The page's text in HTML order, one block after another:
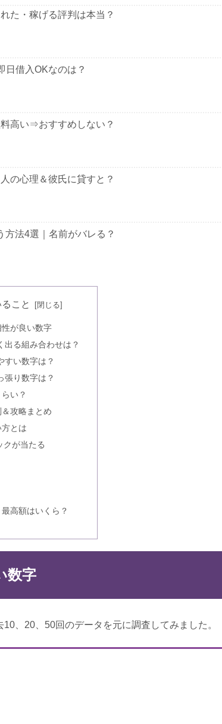
た・稼げる評判は本当？
日借入OKなのは？
高い⇒おすすめしない？
の心理＆彼氏に貸すと？
方法4選｜名前がバレる？
顔認証が不便な時は？
認なし・無職の口コミ
ありOKは嘘？連絡は封筒？
たい・土日でも通る？
・UQモバイルは？
口コミ！ヤミ金なの？
こと
が良い数字
出る組み合わせは？
すい数字は？
張り数字は？
い？
攻略まとめ
とは
が当たる
高額はいくら？
数字
10、20、50回のデータを元に調査してみました。